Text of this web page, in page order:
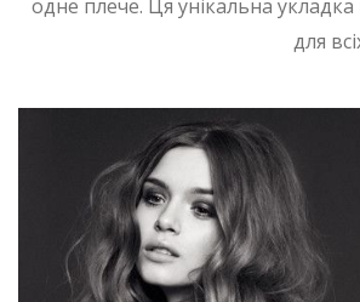
одне плече. Ця унікальна
для